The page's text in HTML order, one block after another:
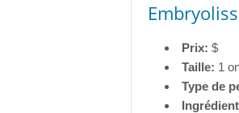
Prix: $
Taille: 1
Type de